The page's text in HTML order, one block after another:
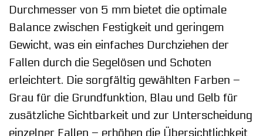
Durchmesser von 5 mm bietet die optimale
Balance zwischen Festigkeit und geringem
Gewicht, was ein einfaches Durchziehen der
Fallen durch die Segelösen und Schoten
erleichtert. Die sorgfältig gewählten Farben –
Grau für die Grundfunktion, Blau und Gelb für
zusätzliche Sichtbarkeit und zur Unterscheidung
einzelner Fallen – erhöhen die Übersichtlichkeit